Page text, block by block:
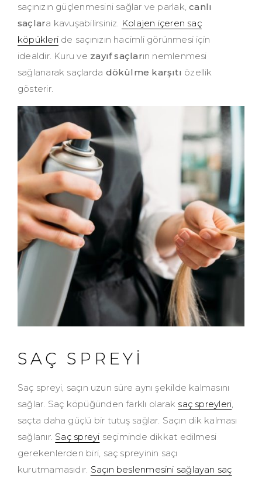
saçınızın güçlenmesini sağlar ve parlak,canlı
saçlara kavuşabilirsiniz. Kolajen içeren saç
köpükleri de saçınızın hacimli görünmesi için
idealdir. Kuru ve zayıf saçların nemlenmesi
sağlanarak saçlarda dökülme karşıtı özellik
gösterir.
SAÇ SPREYİ
Saç spreyi, saçın uzun süre aynı şekilde kalmasını
sağlar. Saç köpüğünden farklı olarak saç spreyleri
saçta daha güçlü bir tutuş sağlar. Saçın dik kalması
sağlanır. Saç spreyi seçiminde dikkat edilmesi
gerekenlerden biri, saç spreyinin saçı
kurutmamasıdır. Saçın beslenmesini sağlayan saç